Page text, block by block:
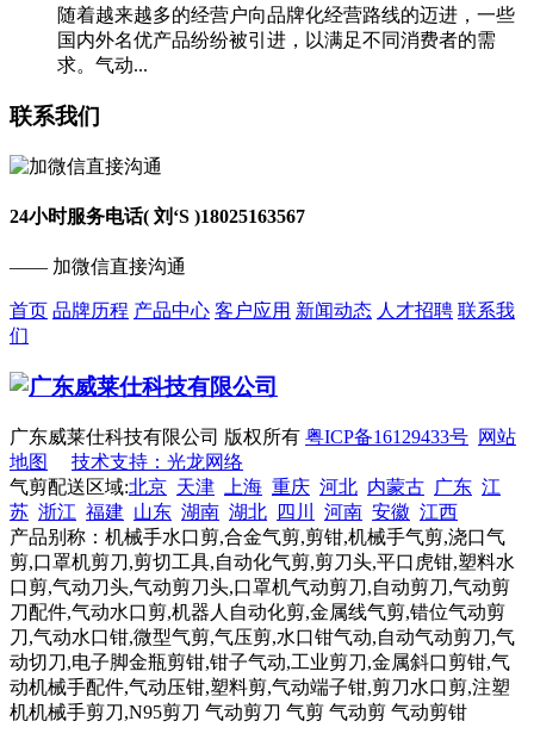
随着越来越多的经营户向品牌化经营路线的迈进，一些
国内外名优产品纷纷被引进，以满足不同消费者的需
求。气动...
联系我们
24小时服务电话( 刘‘S )18025163567
—— 加微信直接沟通
首页 品牌历程 产品中心 客户应用 新闻动态 人才招聘 联系我
们
广东威莱仕科技有限公司 版权所有 粤ICP备16129433号 网站
地图
技术支持：光龙网络
气剪配送区域:北京 天津 上海 重庆 河北 内蒙古 广东 江
苏 浙江 福建 山东 湖南 湖北 四川 河南 安徽 江西
产品别称：机械手水口剪,合金气剪,剪钳,机械手气剪,浇口气
剪,口罩机剪刀,剪切工具,自动化气剪,剪刀头,平口虎钳,塑料水
口剪,气动刀头,气动剪刀头,口罩机气动剪刀,自动剪刀,气动剪
刀配件,气动水口剪,机器人自动化剪,金属线气剪,错位气动剪
刀,气动水口钳,微型气剪,气压剪,水口钳气动,自动气动剪刀,气
动切刀,电子脚金瓶剪钳,钳子气动,工业剪刀,金属斜口剪钳,气
动机械手配件,气动压钳,塑料剪,气动端子钳,剪刀水口剪,注塑
机机械手剪刀,N95剪刀 气动剪刀 气剪 气动剪 气动剪钳